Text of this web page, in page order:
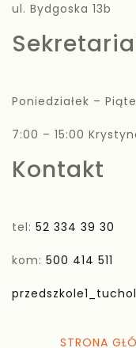
ul. Bydgoska 13b
Poniedziałek –
7:00 – 15:00
Kontakt
tel: 52 334 39 30
kom: 500 414 511
STRONA